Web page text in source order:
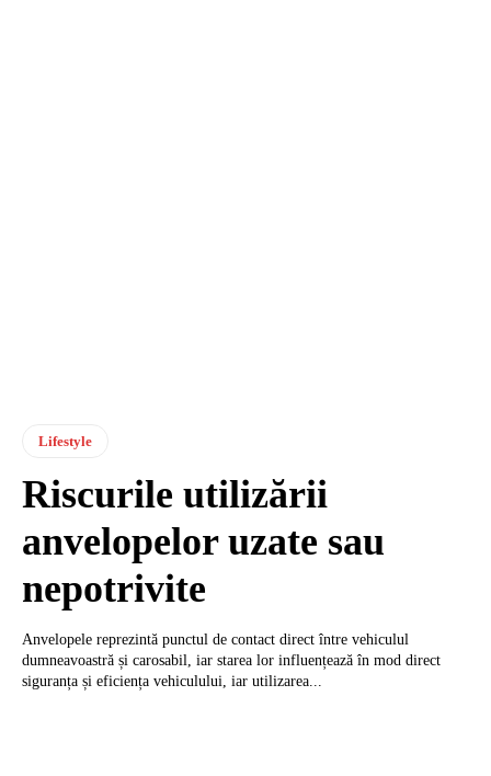
Lifestyle
Riscurile utilizării
anvelopelor uzate sau
nepotrivite
Anvelopele reprezintă punctul de contact direct între vehiculul
dumneavoastră și carosabil, iar starea lor influențează în mod direct
siguranța și eficiența vehiculului, iar utilizarea...